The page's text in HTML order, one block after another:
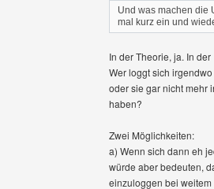
Und was machen die
mal kurz ein und
In der Theorie, ja. In
Wer loggt sich
oder sie gar nicht mehr
haben?
Zwei Möglichkeiten:
a) Wenn sich dann eh
würde aber bedeuten,
einzuloggen bei